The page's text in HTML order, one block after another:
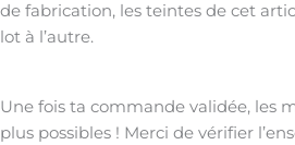
de fabrication, les teintes de cet
lot à l’autre.
Une fois ta commande validée, les
plus possibles ! Merci de vérifier